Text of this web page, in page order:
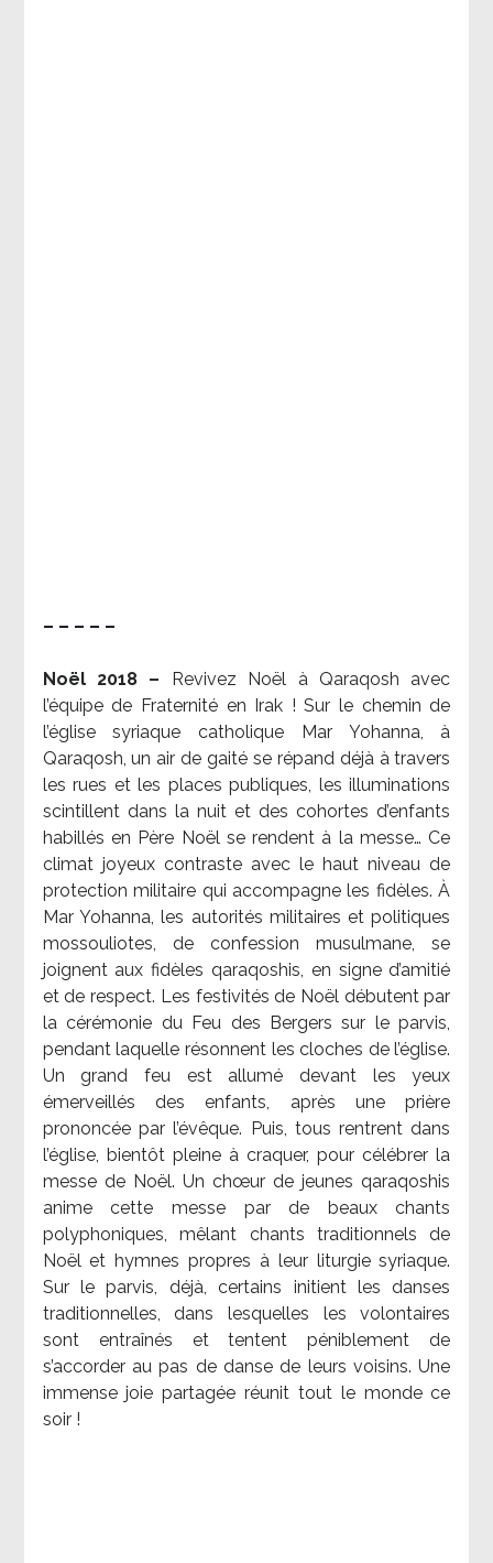
– – – – –
Noël 2018 –
Revivez Noël à Qaraqosh avec
l’équipe de Fraternité en Irak ! Sur le chemin de
l’église syriaque catholique Mar Yohanna, à
Qaraqosh, un air de gaité se répand déjà à travers
les rues et les places publiques, les illuminations
scintillent dans la nuit et des cohortes d’enfants
habillés en Père Noël se rendent à la messe… Ce
climat joyeux contraste avec le haut niveau de
protection militaire qui accompagne les fidèles. À
Mar Yohanna, les autorités militaires et politiques
mossouliotes, de confession musulmane, se
joignent aux fidèles qaraqoshis, en signe d’amitié
et de respect. Les festivités de Noël débutent par
la cérémonie du Feu des Bergers sur le parvis,
pendant laquelle résonnent les cloches de l’église.
Un grand feu est allumé devant les yeux
émerveillés des enfants, après une prière
prononcée par l’évêque. Puis, tous rentrent dans
l’église, bientôt pleine à craquer, pour célébrer la
messe de Noël. Un chœur de jeunes qaraqoshis
anime cette messe par de beaux chants
polyphoniques, mêlant chants traditionnels de
Noël et hymnes propres à leur liturgie syriaque.
Sur le parvis, déjà, certains initient les danses
traditionnelles, dans lesquelles les volontaires
sont entraînés et tentent péniblement de
s’accorder au pas de danse de leurs voisins. Une
immense joie partagée réunit tout le monde ce
soir !